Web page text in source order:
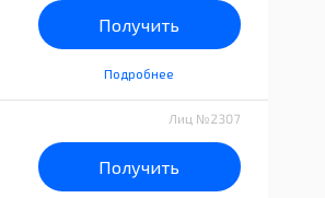
Получить
Подробнее
Лиц №2307
Получить